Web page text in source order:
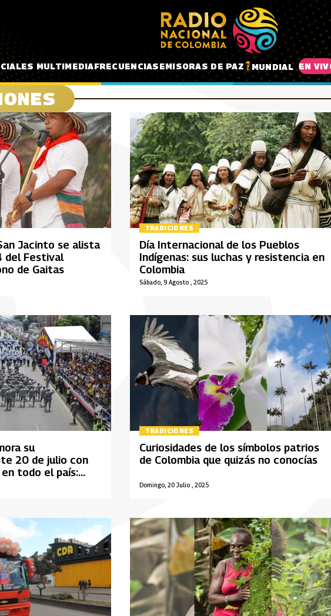
MULTIMEDIAFRECUENCIASEMISORAS DE PAZ MUNDIAL EN
Jacinto se alista
del Festival
de Gaitas
TRADICIONES
Sábado, 9 Agosto , 2025
Día Internacional de los Pueblos
Indígenas: sus luchas y resistencia en
Colombia
su
20 de julio con
todo el país:
de encuentro
TRADICIONES
Domingo, 20 Julio , 2025
Curiosidades de los símbolos patrios
de Colombia que quizás no conocías